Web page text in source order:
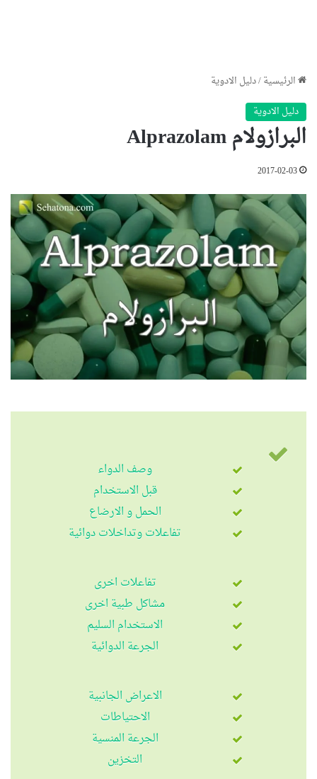
الرئيسية/دليل الادوية
دليل الادوية
البرازولام Alprazolam
2017-02-03
وصف الدواء
قبل الاستخدام
الحمل و الارضاع
تفاعلات وتداخلات دوائية
تفاعلات اخرى
مشاكل طبية اخرى
الاستخدام السليم
الجرعة الدوائية
الاعراض الجانبية
الاحتياطات
الجرعة المنسية
التخزين